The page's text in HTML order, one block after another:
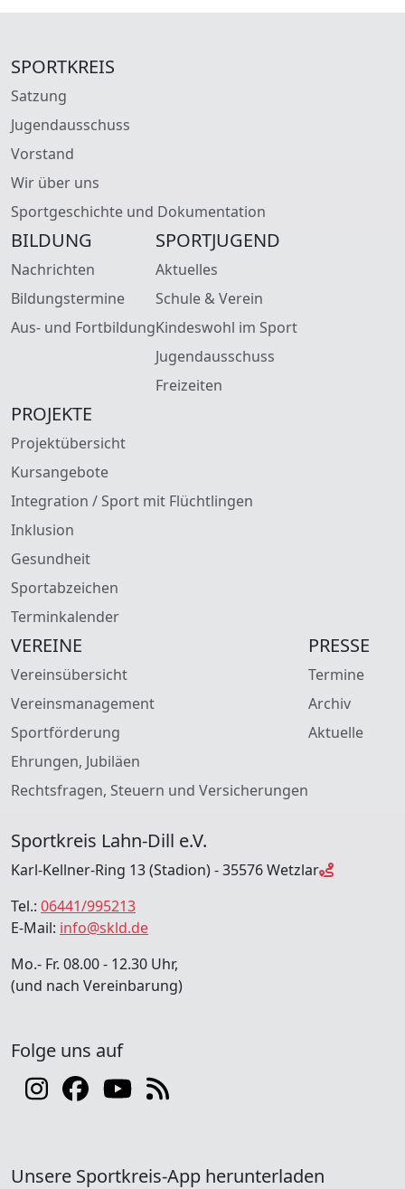
SPORTKREIS
Satzung
Jugendausschuss
Vorstand
Wir über uns
Sportgeschichte und Dokumentation
BILDUNG
Nachrichten
Bildungstermine
Aus- und Fortbildung
SPORTJUGEND
Aktuelles
Schule & Verein
Kindeswohl im Sport
Jugendausschuss
Freizeiten
PROJEKTE
Projektübersicht
Kursangebote
Integration / Sport mit Flüchtlingen
Inklusion
Gesundheit
Sportabzeichen
Terminkalender
VEREINE
Vereinsübersicht
Vereinsmanagement
Sportförderung
Ehrungen, Jubiläen
Rechtsfragen, Steuern und Versicherungen
PRESSE
Termine
Archiv
Aktuelle
Sportkreis Lahn-Dill e.V.
Karl-Kellner-Ring 13 (Stadion) - 35576 Wetzlar
Tel.: 06441/995213
E-Mail: info@skld.de
Mo.- Fr. 08.00 - 12.30 Uhr,
(und nach Vereinbarung)
Folge uns auf
Unsere Sportkreis-App herunterladen